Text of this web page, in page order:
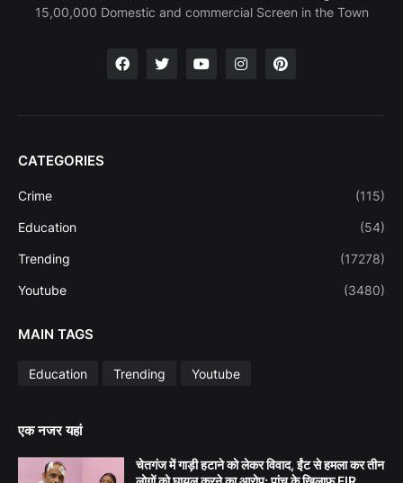
15,00,000 Domestic and commercial Screen in the Town
CATEGORIES
Crime (115)
Education (54)
Trending (17278)
Youtube (3480)
MAIN TAGS
Education Trending Youtube
एक नजर यहां
चेतगंज में गाड़ी हटाने को लेकर विवाद, ईंट से हमला कर तीन